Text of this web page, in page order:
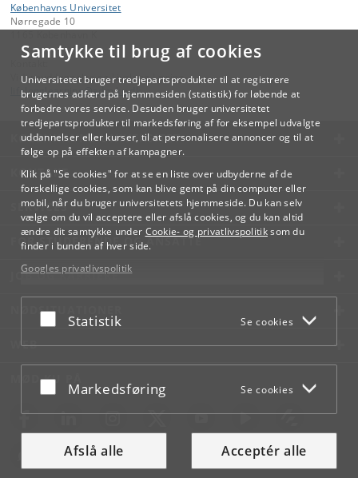
Samtykke til brug af cookies
Universitetet bruger tredjepartsprodukter til at registrere
brugernes adfærd på hjemmesiden (statistik) for løbende at
forbedre vores service. Desuden bruger universitetet
tredjepartsprodukter til markedsføring af for eksempel udvalgte
uddannelser eller kurser, til at personalisere annoncer og til at
følge op på effekten af kampagner.
Klik på "Se cookies" for at se en liste over udbyderne af de
forskellige cookies, som kan blive gemt på din computer eller
mobil, når du bruger universitetets hjemmeside. Du kan selv
vælge om du vil acceptere eller afslå cookies, og du kan altid
ændre dit samtykke under Cookie- og privatlivspolitiksom du
finder i bunden af hver side.
Googles privatlivspolitik
Acceptér eller afslå
Statistik Se cookies
Acceptér eller afslå
Markedsføring Se cookies
Afslå alle Acceptér alle
Københavns Universitet
Nørregade 10
Videreuddannelse og Livslang Læring
lifelonglearning@adm.ku.dk
KØBENHAVNS UNIVERSITET
KONTAKT
SERVICES
FOR STUDERENDE OG ANSATTE
JOB OG KARRIERE
NØDSITUATIONER
WEB
MØD KU PÅ